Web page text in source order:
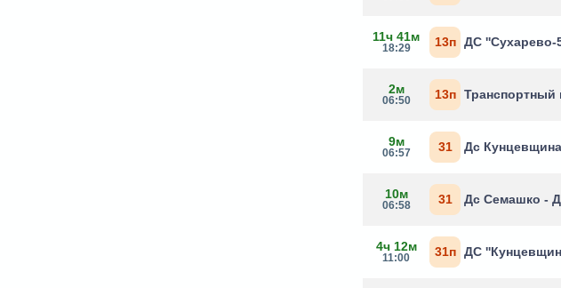
11ч 41м
18:29 13п ДС ''Сухарево-
2м
06:50 13п Транспортный
9м
06:57 31 Дс
10м
06:58 31 Дс Семашко -
4ч 12м
11:00 31п ДС